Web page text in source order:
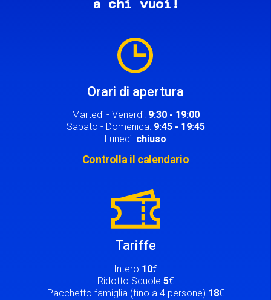
a chi vuoi!
Orari di apertura
Martedì - Venerdì: 9:30 - 19:00
Sabato - Domenica: 9:45 - 19:45
Lunedì: chiuso
Controlla il calendario
Tariffe
Intero 10€
Ridotto Scuole 5€
Pacchetto famiglia (fino a 4 persone) 18€